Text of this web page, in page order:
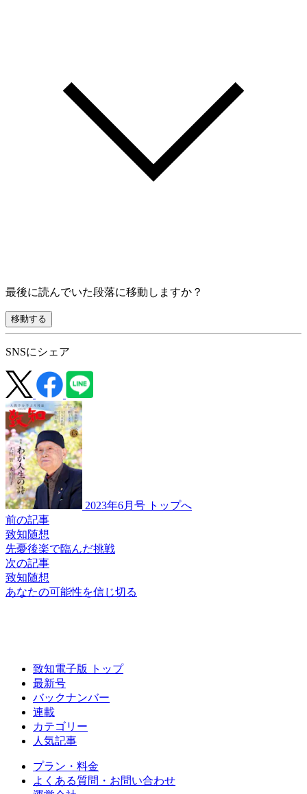
最後に読んでいた段落に移動しますか？
移動する
SNSにシェア
2023年6月号 トップへ
前の記事
致知随想
先憂後楽で臨んだ挑戦
次の記事
致知随想
あなたの可能性を信じ切る
致知電子版 トップ
最新号
バックナンバー
連載
カテゴリー
人気記事
プラン・料金
よくある質問・お問い合わせ